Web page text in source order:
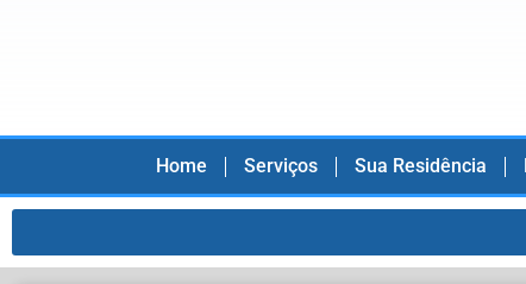
Home Serviços Sua Residência